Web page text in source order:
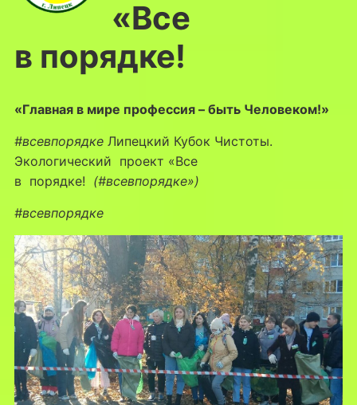
«Все
в порядке!
«Главная в мире профессия – быть Человеком!»
#всевпорядкеЛипецкий Кубок Чистоты.
Экологический проект «Все
в порядке! (#всевпорядке»)
#всевпорядке